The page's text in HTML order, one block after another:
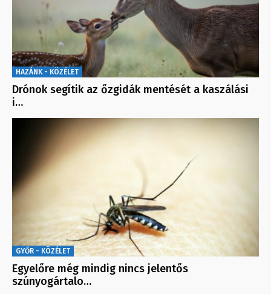
HAZÁNK - KÖZÉLET
Drónok segítik az őzgidák mentését a kaszálási
i…
GYŐR - KÖZÉLET
Egyelőre még mindig nincs jelentős
szúnyogártalo…